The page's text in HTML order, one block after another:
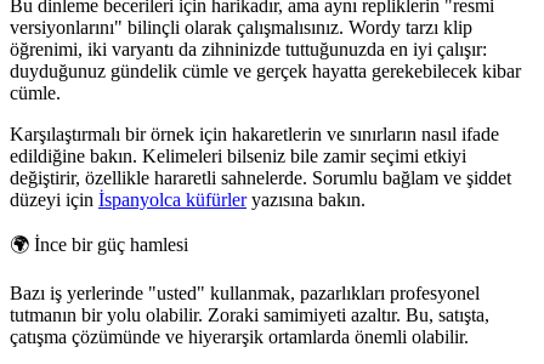
Bu dinleme becerileri için harikadır, ama aynı repliklerin "resmi
versiyonlarını" bilinçli olarak çalışmalısınız. Wordy tarzı klip
öğrenimi, iki varyantı da zihninizde tuttuğunuzda en iyi çalışır:
duyduğunuz gündelik cümle ve gerçek hayatta gerekebilecek kibar
cümle.
Karşılaştırmalı bir örnek için hakaretlerin ve sınırların nasıl ifade
edildiğine bakın. Kelimeleri bilseniz bile zamir seçimi etkiyi
değiştirir, özellikle hararetli sahnelerde. Sorumlu bağlam ve şiddet
düzeyi için İspanyolca küfürleryazısına bakın.
🌍 İnce bir güç hamlesi
Bazı iş yerlerinde "usted" kullanmak, pazarlıkları profesyonel
tutmanın bir yolu olabilir. Zoraki samimiyeti azaltır. Bu, satışta,
çatışma çözümünde ve hiyerarşik ortamlarda önemli olabilir.